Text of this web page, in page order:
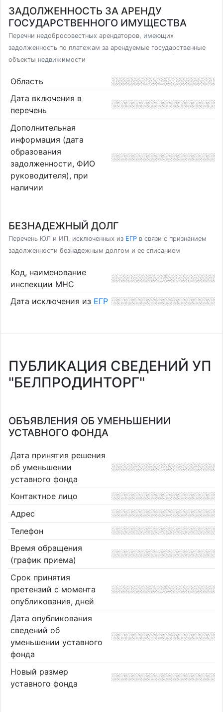
ЗАДОЛЖЕННОСТЬ ЗА АРЕНДУ
ГОСУДАРСТВЕННОГО ИМУЩЕСТВА
Перечни недобросовестных арендаторов, имеющих
задолженность по платежам за арендуемые государственные
объекты недвижимости
Область
Дата включения в
перечень
Дополнительная
информация (дата
образования
задолженности, ФИО
руководителя), при
наличии
БЕЗНАДЕЖНЫЙ ДОЛГ
Перечень ЮЛ и ИП, исключенных из ЕГР в связи с признанием
задолженности безнадежным долгом и ее списанием
Код, наименование
инспекции МНС
Дата исключения из ЕГР
ПУБЛИКАЦИЯ СВЕДЕНИЙ УП
"БЕЛПРОДИНТОРГ"
ОБЪЯВЛЕНИЯ ОБ УМЕНЬШЕНИИ
УСТАВНОГО ФОНДА
Дата принятия решения
об уменьшении
уставного фонда
Контактное лицо
Адрес
Телефон
Время обращения
(график приема)
Срок принятия
претензий с момента
опубликования, дней
Дата опубликования
сведений об
уменьшении уставного
фонда
Новый размер
уставного фонда